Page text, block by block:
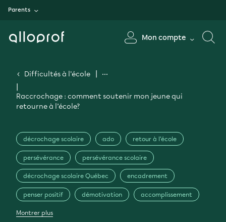
Parents
Mon compte
Difficultés à l'école
Raccrochage : comment soutenir mon jeune qui
retourne à l’école?
décrochage scolaire ado retour à l'école
persévérance persévérance scolaire
décrochage scolaire Québec encadrement
penser positif démotivation accomplissement
Montrer plus